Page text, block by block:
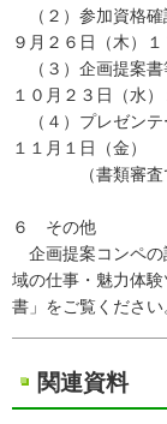
（２）参加資格
９月２６日（木）
（３）企画提案
１０月２３日（水
（４）プレゼン
１１月１日（金）
（書類審査で落
６ その他
企画提案コンペの
域の仕事・魅力体
書」をご覧ください
関連資料